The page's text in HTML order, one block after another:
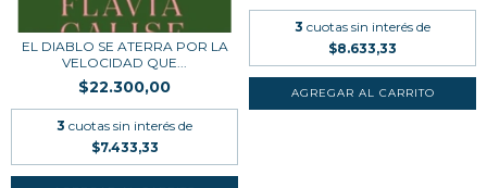
EL DIABLO SE ATERRA POR LA
VELOCIDAD QUE...
$22.300,00
3 cuotas sin interés de
$7.433,33
3 cuotas sin interés de
$8.633,33